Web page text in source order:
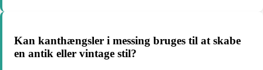
Kan kanthængsler i messing bruges til at skabe
en antik eller vintage stil?